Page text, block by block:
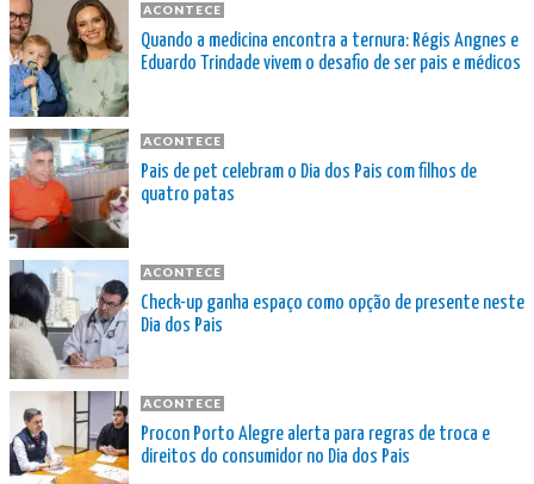
ACONTECE
Quando a medicina encontra a ternura: Régis Angnes e
Eduardo Trindade vivem o desafio de ser pais e médicos
ACONTECE
Pais de pet celebram o Dia dos Pais com filhos de
quatro patas
ACONTECE
Check-up ganha espaço como opção de presente neste
Dia dos Pais
ACONTECE
Procon Porto Alegre alerta para regras de troca e
direitos do consumidor no Dia dos Pais